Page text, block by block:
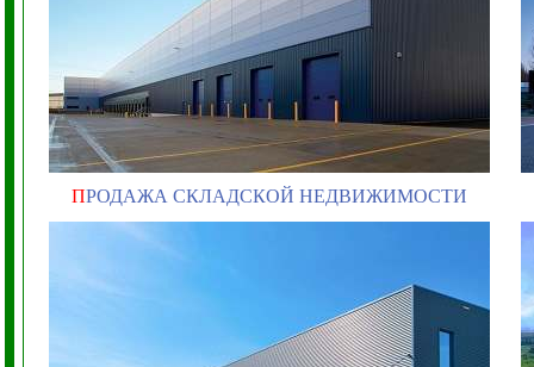
ПРОДАЖА СКЛАДСКОЙ НЕДВИЖИМОСТИ